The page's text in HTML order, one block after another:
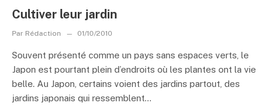
Cultiver leur jardin
Par Rédaction 01/10/2010
Souvent présenté comme un pays sans espaces verts, le
Japon est pourtant plein d’endroits où les plantes ont la vie
belle. Au Japon, certains voient des jardins partout, des
jardins japonais qui ressemblent...